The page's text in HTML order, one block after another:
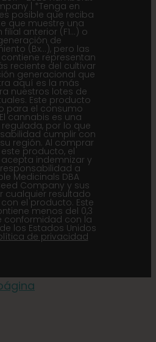
| *Tenga en
posible que reciba
que muestre una
anterior (F1...) o
de
(Bx...), pero las
representan
reciente del cultivar
generacional que
aquí es la más
nuestros lotes de
Este producto
para el consumo
cannabis es una
por lo que
cumplir con
región. Al comprar
producto, el
indemnizar y
a
Medicinals DBA
Company y sus
cualquier resultado
el producto. Este
menos del 0,3
conformidad con la
los Estados Unidos
de privacidad